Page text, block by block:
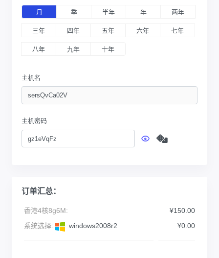
月 季 半年 年 两年
三年 四年 五年 六年 七年
八年 九年 十年
主机名
主机密码
订单汇总：
香港4核8g6M:
¥150.00
系统选择:
windows2008r2 ¥0.00